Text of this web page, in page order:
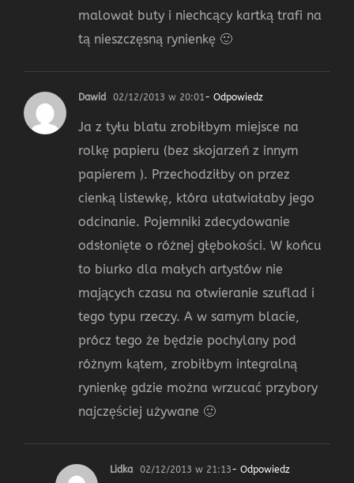
malował buty i niechcący kartką trafi na
tą nieszczęsną rynienkę 🙂
Dawid 02/12/2013 w 20:01- Odpowiedz
Ja z tyłu blatu zrobiłbym miejsce na
rolkę papieru (bez skojarzeń z innym
papierem ). Przechodziłby on przez
cienką listewkę, która ułatwiałaby jego
odcinanie. Pojemniki zdecydowanie
odsłonięte o różnej głębokości. W końcu
to biurko dla małych artystów nie
mających czasu na otwieranie szuflad i
tego typu rzeczy. A w samym blacie,
prócz tego że będzie pochylany pod
różnym kątem, zrobiłbym integralną
rynienkę gdzie można wrzucać przybory
najczęściej używane 🙂
Lidka 02/12/2013 w 21:13- Odpowiedz